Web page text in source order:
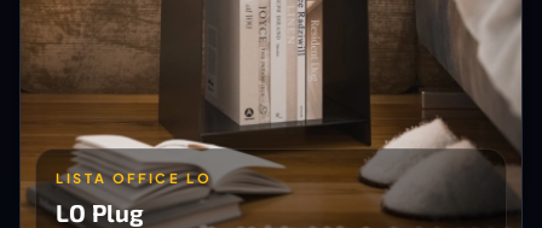
LISTA OFFICE LO
LO Plug